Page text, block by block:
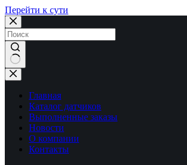
Перейти к сути
Ничего
не
найденоГлавная
Каталог датчиков
Выполненные заказы
Новости
О компании
Контакты